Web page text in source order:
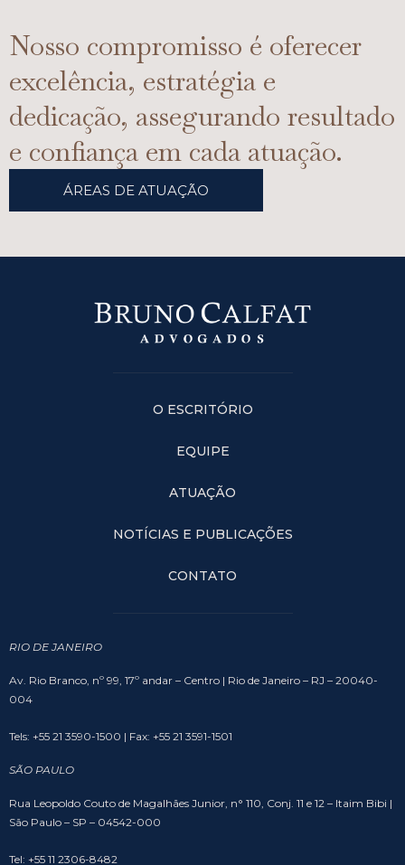
Nosso compromisso é oferecer
excelência, estratégia e
dedicação, assegurando resultado
e confiança em cada atuação.
ÁREAS DE ATUAÇÃO
O ESCRITÓRIO
EQUIPE
ATUAÇÃO
NOTÍCIAS E PUBLICAÇÕES
CONTATO
RIO DE JANEIRO
Av. Rio Branco, nº 99, 17º andar – Centro | Rio de Janeiro – RJ – 20040-
004
Tels: +55 21 3590-1500 | Fax: +55 21 3591-1501
SÃO PAULO
Rua Leopoldo Couto de Magalhães Junior, n° 110, Conj. 11 e 12 – Itaim Bibi |
São Paulo – SP – 04542-000
Tel: +55 11 2306-8482